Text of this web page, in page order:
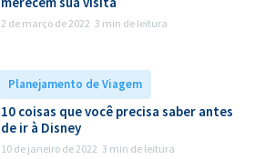
2 de março de 2022 3 min de leitura
Planejamento de Viagem
10 coisas que você precisa saber antes
de ir à Disney
10 de janeiro de 2022 3 min de leitura